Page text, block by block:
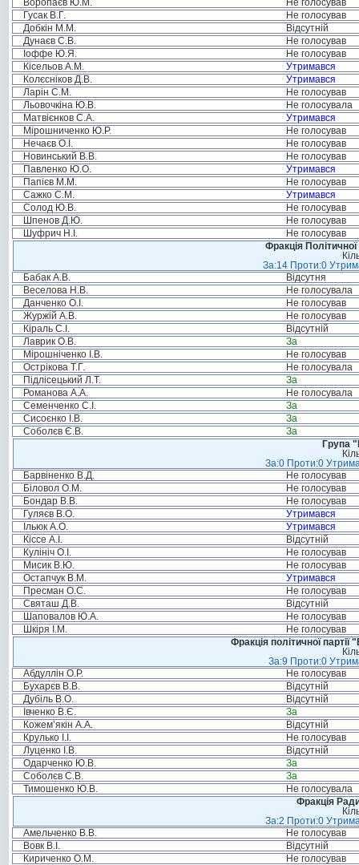
Воропаєв Ю.М.
Не голосував
Гусак В.Г.
Не голосував
Добкін М.М.
Відсутній
Дунаєв С.В.
Не голосував
Іоффе Ю.Я.
Не голосував
Кісельов А.М.
Утримався
Колєсніков Д.В.
Утримався
Ларін С.М.
Не голосував
Льовочкіна Ю.В.
Не голосувала
Матвієнков С.А.
Утримався
Мірошниченко Ю.Р.
Не голосував
Нечаєв О.І.
Не голосував
Новинський В.В.
Не голосував
Павленко Ю.О.
Утримався
Папієв М.М.
Не голосував
Сажко С.М.
Утримався
Солод Ю.В.
Не голосував
Шпенов Д.Ю.
Не голосував
Шуфрич Н.І.
Не голосував
Фракція
За:14 Проти:0
Бабак А.В.
Відсутня
Веселова Н.В.
Не голосувала
Данченко О.І.
Не голосував
Журжій А.В.
Не голосував
Кіраль С.І.
Відсутній
Лаврик О.В.
За
Мірошніченко І.В.
Не голосував
Острікова Т.Г.
Не голосувала
Підлісецький Л.Т.
За
Романова А.А.
Не голосувала
Семенченко С.І.
За
Сисоєнко І.В.
За
Соболєв Є.В.
За
Група
За:0 Проти:0
Барвіненко В.Д.
Не голосував
Біловол О.М.
Не голосував
Бондар В.В.
Не голосував
Гуляєв В.О.
Утримався
Ільюк А.О.
Утримався
Кіссе А.І.
Відсутній
Кулініч О.І.
Не голосував
Мисик В.Ю.
Не голосував
Остапчук В.М.
Утримався
Пресман О.С.
Не голосував
Святаш Д.В.
Відсутній
Шаповалов Ю.А.
Не голосував
Шкіря І.М.
Не голосував
Фракція політичної
За:9 Проти:0
Абдуллін О.Р.
Не голосував
Бухарєв В.В.
Відсутній
Дубіль В.О.
Відсутній
Івченко В.Є.
За
Кожем’якін А.А.
Відсутній
Крулько І.І.
Не голосував
Луценко І.В.
Відсутній
Одарченко Ю.В.
За
Соболєв С.В.
За
Тимошенко Ю.В.
Не голосувала
Фракція
За:2 Проти:0
Амельченко В.В.
Не голосував
Вовк В.І.
Відсутній
Кириченко О.М.
Не голосував